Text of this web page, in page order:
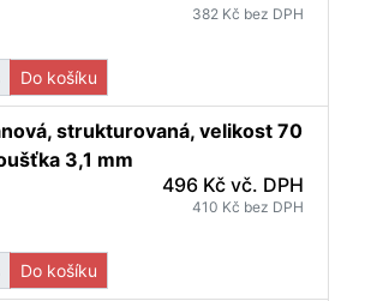
382 Kč bez DPH
Do košíku
strukturovaná, velikost 70
3,1 mm
496 Kč vč. DPH
410 Kč bez DPH
Do košíku